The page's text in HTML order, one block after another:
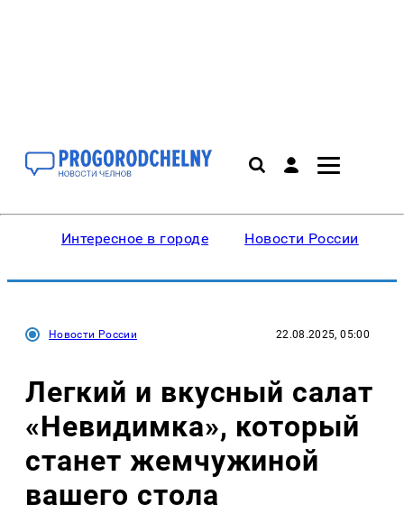
Интересное в городе Новости России
Новости России 22.08.2025, 05:00
Легкий и вкусный салат
«Невидимка», который
станет жемчужиной
вашего стола